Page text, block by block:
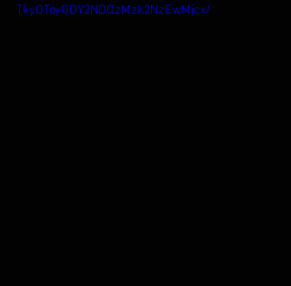
TkyOToyODY2NDQzMzk2NzEwMjcx/